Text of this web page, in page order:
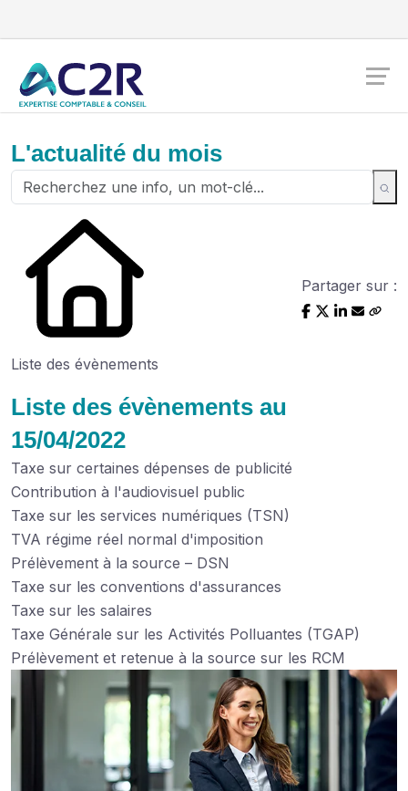
L'actualité du mois
Liste des évènements
Partager sur :
Liste des évènements au
15/04/2022
Taxe sur certaines dépenses de publicité
Contribution à l'audiovisuel public
Taxe sur les services numériques (TSN)
TVA régime réel normal d'imposition
Prélèvement à la source – DSN
Taxe sur les conventions d'assurances
Taxe sur les salaires
Taxe Générale sur les Activités Polluantes (TGAP)
Prélèvement et retenue à la source sur les RCM